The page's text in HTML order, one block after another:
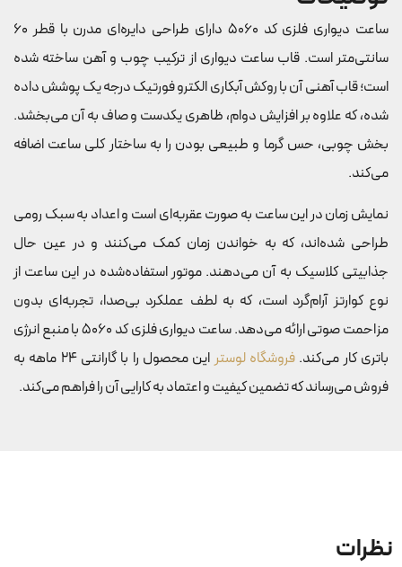
ساعت دیواری فلزی کد 5060 دارای طراحی دایره‌ای مدرن با قطر 60
سانتی‌متر است. قاب ساعت دیواری از ترکیب چوب و آهن ساخته شده
است؛ قاب آهنی آن با روکش آبکاری الکترو فورتیک درجه یک پوشش داده
شده، که علاوه بر افزایش دوام، ظاهری یکدست و صاف به آن می‌بخشد.
بخش چوبی، حس گرما و طبیعی بودن را به ساختار کلی ساعت اضافه
می‌کند.
نمایش زمان در این ساعت به صورت عقربه‌ای است و اعداد به سبک رومی
طراحی شده‌اند، که به خواندن زمان کمک می‌کنند و در عین حال
جذابیتی کلاسیک به آن می‌دهند. موتور استفاده‌شده در این ساعت از
نوع کوارتز آرام‌گرد است، که به لطف عملکرد بی‌صدا، تجربه‌ای بدون
مزاحمت صوتی ارائه می‌دهد. ساعت دیواری فلزی کد 5060 با منبع انرژی
باتری کار می‌کند. فروشگاه لوستر
این محصول را با گارانتی 24 ماهه به
فروش می‌رساند که تضمین کیفیت و اعتماد به کارایی آن را فراهم می‌کند.
نظرات